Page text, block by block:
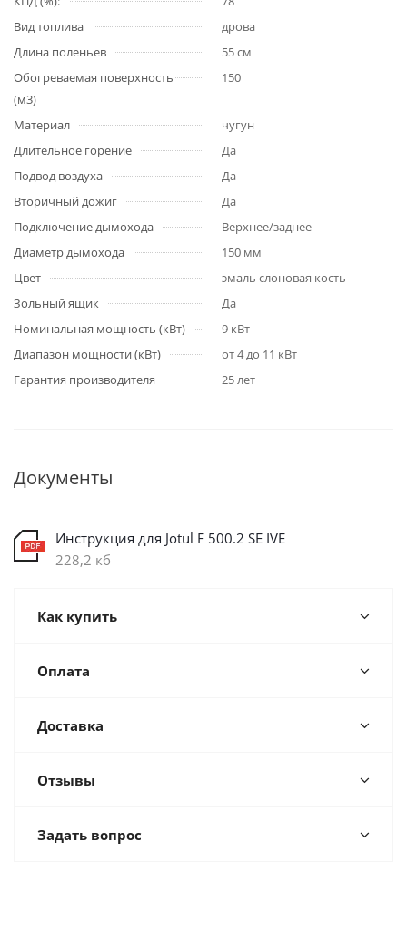
Вид топлива
дрова
Длина поленьев
55 см
Обогреваемая поверхность
(м3)
150
Материал
чугун
Длительное горение
Да
Подвод воздуха
Да
Вторичный дожиг
Да
Подключение дымохода
Верхнее/заднее
Диаметр дымохода
150 мм
Цвет
эмаль слоновая кость
Зольный ящик
Да
Номинальная мощность (кВт)
9 кВт
Диапазон мощности (кВт)
от 4 до 11 кВт
Гарантия производителя
25 лет
Документы
Инструкция для Jotul F 500.2 SE IVE
228,2 кб
Как купить
Оплата
Доставка
Отзывы
Задать вопрос